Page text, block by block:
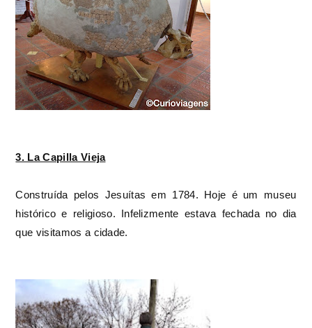
3. La Capilla Vieja
Construída pelos Jesuítas em 1784. Hoje é um museu
histórico e religioso. Infelizmente estava fechada no dia
que visitamos a cidade.